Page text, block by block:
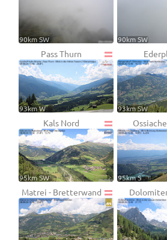
90km SW 90km SW
Pass Thurn
93km W 93km SW
Kals Nord
95km SW 95km S
Matrei - Bretterwand